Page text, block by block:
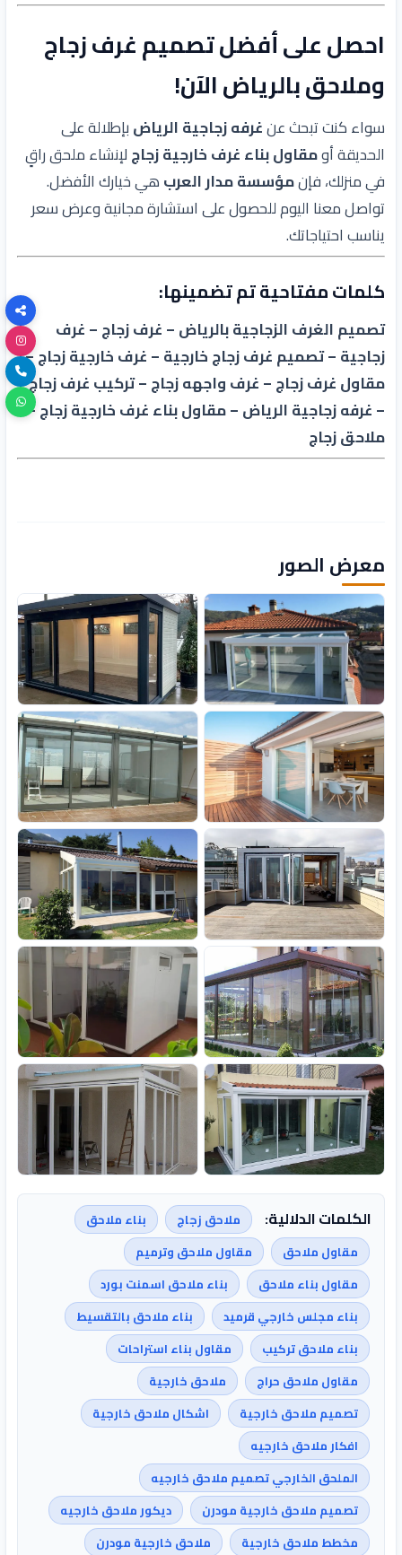
احصل على أفضل تصميم غرف زجاج
وملاحق بالرياض الآن!
سواء كنت تبحث عنغرفه زجاجية الرياضبإطلالة على
الحديقة أومقاول بناء غرف خارجية زجاجلإنشاء ملحق راقٍ
في منزلك، فإنمؤسسة مدار العربهي خيارك الأفضل.
تواصل معنا اليوم للحصول على استشارة مجانية وعرض سعر
يناسب احتياجاتك.
كلمات مفتاحية تم تضمينها:
تصميم الغرف الزجاجية بالرياض – غرف زجاج – غرف
زجاجية – تصميم غرف زجاج خارجية – غرف خارجية زجاج –
مقاول غرف زجاج – غرف واجهه زجاج – تركيب غرف زجاج
– غرفه زجاجية الرياض – مقاول بناء غرف خارجية زجاج –
ملاحق زجاج
معرض الصور
الكلمات الدلالية: ملاحق زجاج
بناء ملاحق
مقاول ملاحق
مقاول ملاحق وترميم
مقاول بناء ملاحق
بناء ملاحق اسمنت بورد
بناء مجلس خارجي قرميد
بناء ملاحق بالتقسيط
بناء ملاحق تركيب
مقاول بناء استراحات
مقاول ملاحق حراج
ملاحق خارجية
تصميم ملاحق خارجية
اشكال ملاحق خارجية
افكار ملاحق خارجيه
الملحق الخارجي تصميم ملاحق خارجيه
تصميم ملاحق خارجية مودرن
ديكور ملاحق خارجيه
مخطط ملاحق خارجية
ملاحق خارجية مودرن